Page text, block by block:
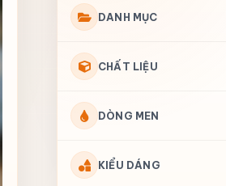
DANH MỤC
CHẤT LIỆU
DÒNG MEN
KIỂU DÁNG